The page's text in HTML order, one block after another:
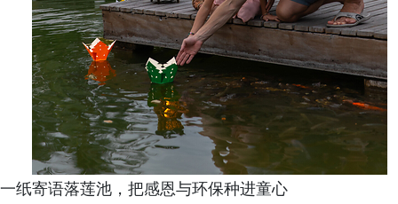
一纸寄语落莲池，把感恩与环保种进童心